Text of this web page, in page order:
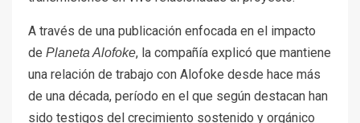
A través de una publicación enfocada en el impacto
de Planeta Alofoke, la compañía explicó que mantiene
una relación de trabajo con Alofoke desde hace más
de una década, período en el que según destacan han
sido testigos del crecimiento sostenido y orgánico